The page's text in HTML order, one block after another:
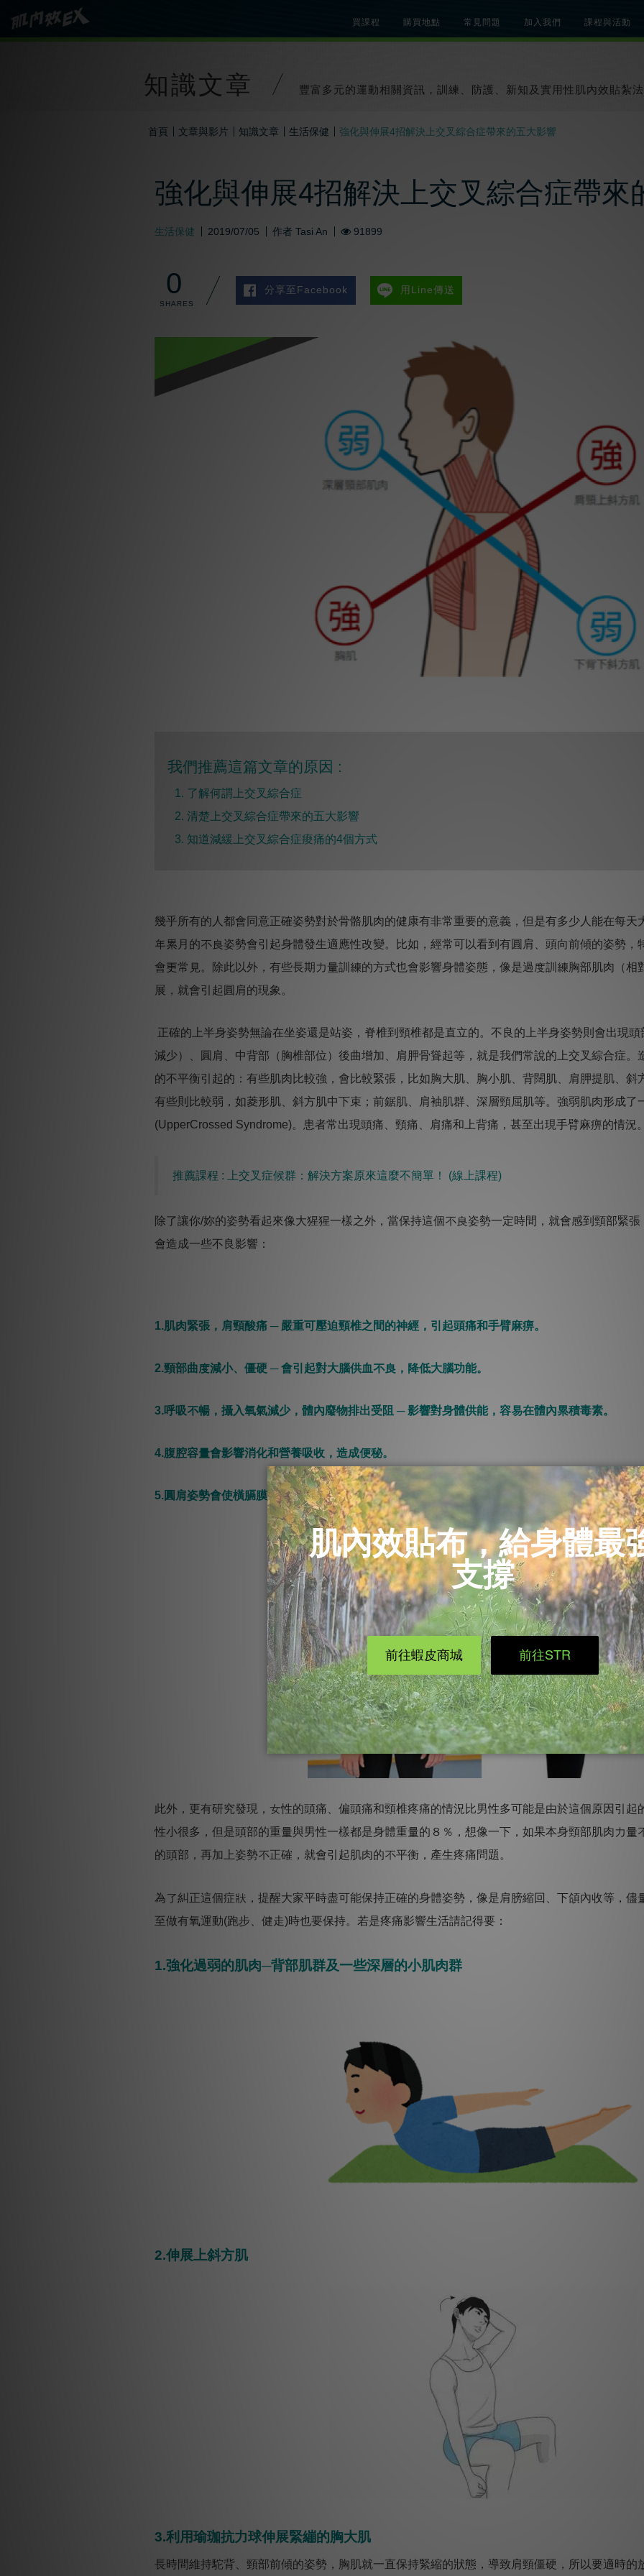
買課程 購買地點 常見問題 加入我們
課程與活動
知識文章 豐富多元的運動相關資訊，訓練、防護、新知及實用性肌內效貼紮法
首頁 文章與影片 知識文章 生活保健 強化與伸展4招解決上交叉綜合症帶來的五大影響
強化與伸展4招解決上交叉綜合症帶來
生活保健 2019/07/05 作者 Tasi An 91899
0 分享至Facebook 用Line傳送
我們推薦這篇文章的原因 :
1. 了解何謂上交叉綜合症
2. 清楚上交叉綜合症帶來的五大影響
3. 知道減緩上交叉綜合症痠痛的4個方式
幾乎所有的人都會同意正確姿勢對於骨骼肌肉的健康有非常重要的意義，但是有多少人能在每天
年累月的不良姿勢會引起身體發生適應性改變。比如，經常可以看到有圓肩、頭向前傾的姿勢，
會更常見。除此以外，有些長期力量訓練的方式也會影響身體姿態，像是過度訓練胸部肌肉（相
展，就會引起圓肩的現象。
正確的上半身姿勢無論在坐姿還是站姿，脊椎到頸椎都是直立的。不良的上半身姿勢則會出現
減少）、圓肩、中背部（胸椎部位）後曲增加、肩胛骨聳起等，就是我們常說的上交叉綜合症。
的不平衡引起的：有些肌肉比較強，會比較緊張，比如胸大肌、胸小肌、背闊肌、肩胛提肌、斜
有些則比較弱，如菱形肌、斜方肌中下束；前鋸肌、肩袖肌群、深層頸屈肌等。強弱肌肉形成了
(UpperCrossed Syndrome)。患者常出現頭痛、頸痛、肩痛和上背痛，甚至出現手臂麻痹的情況
推薦課程 : 上交叉症候群：解決方案原來這麼不簡單！ ​(線上課程)
除了讓你/妳的姿勢看起來像大猩猩一樣之外，當保持這個不良姿勢一定時間，就會感到頸部緊
會造成一些不良影響：
1.肌肉緊張，肩頸酸痛 ─ 嚴重可壓迫頸椎之間的神經，引起頭痛和手臂麻痹。
2.頸部曲度減小、僵硬 ─ 會引起對大腦供血不良，降低大腦功能。
3.呼吸不暢，攝入氧氣減少，體內廢物排出受阻 ─ 影響對身體供能，容易在體內累積毒素。
4.腹腔容量會影響消化和營養吸收，造成便秘。
5.圓肩姿勢會使橫膈膜處於緊張縮短狀態，造成對大動脈和腔靜脈的壓迫，使心臟工作負擔加重
此外，更有研究發現，女性的頭痛、偏頭痛和頸椎疼痛的情況比男性多可能是由於這個原因引起
性小很多，但是頭部的重量與男性一樣都是身體重量的８％，想像一下，如果本身頸部肌肉力量
的頭部，再加上姿勢不正確，就會引起肌肉的不平衡，產生疼痛問題。
為了糾正這個症狀，提醒大家平時盡可能保持正確的身體姿勢，像是肩膀縮回、下頜內收等，儘
至做有氧運動(跑步、健走)時也要保持。若是疼痛影響生活請記得要：
1.強化過弱的肌肉─背部肌群及一些深層的小肌肉群
2.伸展上斜方肌
3.利用瑜珈抗力球伸展緊繃的胸大肌
長時間維持駝背、頸部前傾的姿勢，胸肌就一直保持緊縮的狀態，導致肩頸僵硬，所以要適時的